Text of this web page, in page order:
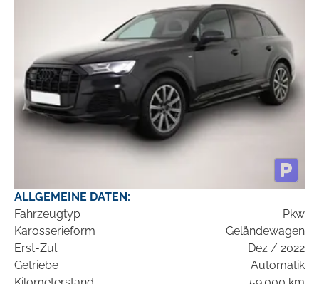
ALLGEMEINE DATEN:
Fahrzeugtyp
Pkw
Karosserieform
Geländewagen
Erst-Zul.
Dez / 2022
Getriebe
Automatik